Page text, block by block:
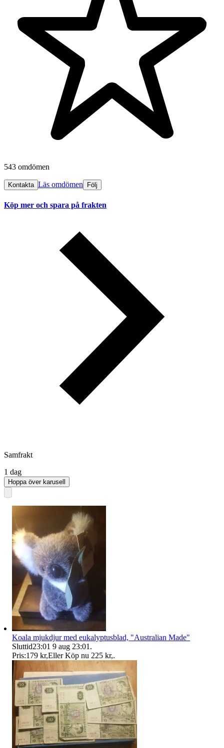
543 omdömen
Kontakta Läs omdömen Följ
Köp mer och spara på frakten
Samfrakt
1 dag
Hoppa över karusell
Koala mjukdjur med eukalyptusblad, "Australian Made"
Sluttid23:01 9 aug 23:01 .
Pris:179 kr,Eller Köp nu 225 kr,.